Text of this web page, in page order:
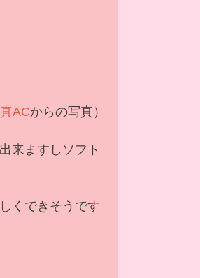
ACからの写真）
来ますしソフト
くできそうです